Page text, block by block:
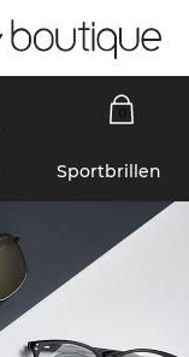
Sportbrillen